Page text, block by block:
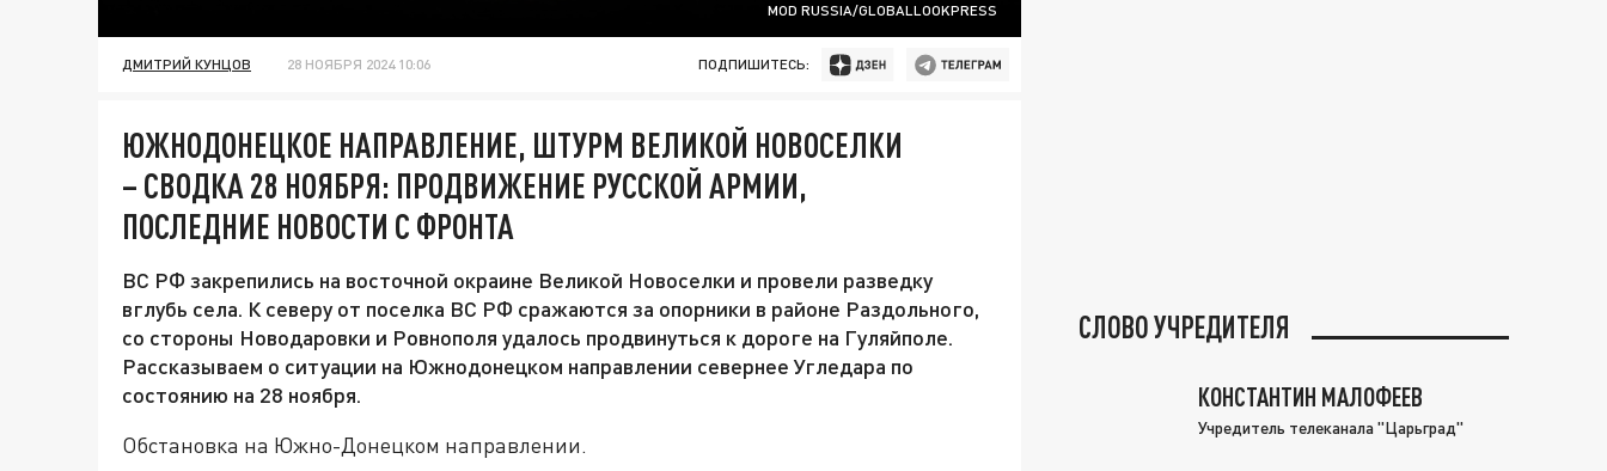
MOD RUSSIA/GLOBALLOOKPRESS
ДМИТРИЙ КУНЦОВ 28 НОЯБРЯ 2024 10:06 ПОДПИШИТЕСЬ:
ЮЖНОДОНЕЦКОЕ НАПРАВЛЕНИЕ, ШТУРМ ВЕЛИКОЙ НОВОСЕЛКИ
– СВОДКА 28 НОЯБРЯ: ПРОДВИЖЕНИЕ РУССКОЙ АРМИИ,
ПОСЛЕДНИЕ НОВОСТИ С ФРОНТА
ВС РФ закрепились на восточной окраине Великой Новоселки и провели разведку
вглубь села. К северу от поселка ВС РФ сражаются за опорники в районе Раздольного,
со стороны Новодаровки и Ровнополя удалось продвинуться к дороге на Гуляйполе.
Рассказываем о ситуации на Южнодонецком направлении севернее Угледара по
состоянию на 28 ноября.
Обстановка на Южно-Донецком направлении.
СЛОВО УЧРЕДИТЕЛЯ
КОНСТАНТИН МАЛОФЕЕВ
Учредитель телеканала "Царьград"